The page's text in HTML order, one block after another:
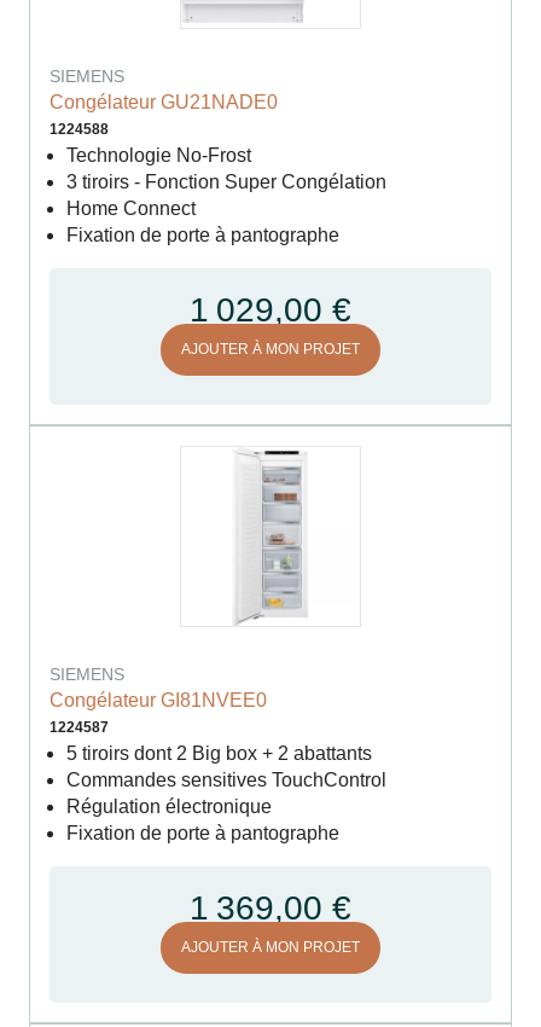
SIEMENS
Congélateur GU21NADE0
1224588
Technologie No-Frost
3 tiroirs - Fonction Super Congélation
Home Connect
Fixation de porte à pantographe
1 029,00 €
AJOUTER À MON PROJET
SIEMENS
Congélateur GI81NVEE0
1224587
5 tiroirs dont 2 Big box + 2 abattants
Commandes sensitives TouchControl
Régulation électronique
Fixation de porte à pantographe
1 369,00 €
AJOUTER À MON PROJET